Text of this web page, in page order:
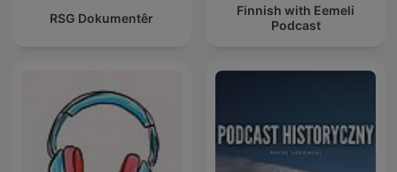
RSG Dokumentêr
Finnish with Eemeli
Podcast